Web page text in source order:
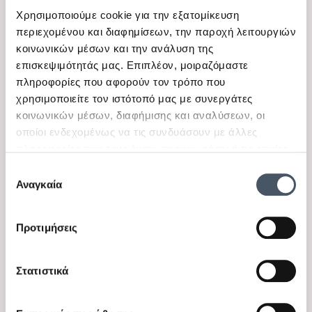
Χρησιμοποιούμε cookie για την εξατομίκευση
περιεχομένου και διαφημίσεων, την παροχή λειτουργιών
κοινωνικών μέσων και την ανάλυση της
επισκεψιμότητάς μας. Επιπλέον, μοιραζόμαστε
πληροφορίες που αφορούν τον τρόπο που
χρησιμοποιείτε τον ιστότοπό μας με συνεργάτες
κοινωνικών μέσων, διαφήμισης και αναλύσεων, οι
οποίοι ενδεχομένως να τις συνδυάσουν με άλλες
των υπηρεσιών τους.
συγκατάθεσης
Αναγκαία
Προτιμήσεις
Στατιστικά
46,00 € 23,00 € 36,00 €18,00 €
-50%
Tiffosi
Διαθέσιμα μεγέθη
8 Ε, 16 Ε
-50%
Παιδικό τοπ για κορίτσια
Tiffossi ριγέ λευκό-
Διαθέσιμα μεγέθη